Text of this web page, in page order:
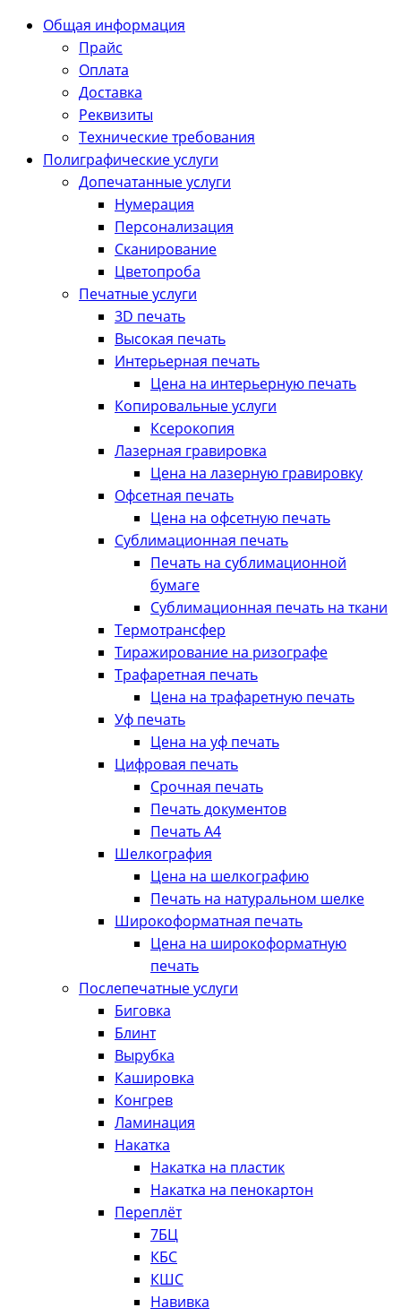
Общая информация
Прайс
Оплата
Доставка
Реквизиты
Технические требования
Полиграфические услуги
Допечатанные услуги
Нумерация
Персонализация
Сканирование
Цветопроба
Печатные услуги
3D печать
Высокая печать
Интерьерная печать
Цена на интерьерную печать
Копировальные услуги
Ксерокопия
Лазерная гравировка
Цена на лазерную гравировку
Офсетная печать
Цена на офсетную печать
Сублимационная печать
Печать на сублимационной
бумаге
Сублимационная печать на ткани
Термотрансфер
Тиражирование на ризографе
Трафаретная печать
Цена на трафаретную печать
Уф печать
Цена на уф печать
Цифровая печать
Срочная печать
Печать документов
Печать А4
Шелкография
Цена на шелкографию
Печать на натуральном шелке
Широкоформатная печать
Цена на широкоформатную
печать
Послепечатные услуги
Биговка
Блинт
Вырубка
Кашировка
Конгрев
Ламинация
Накатка
Накатка на пластик
Накатка на пенокартон
Переплёт
7БЦ
КБС
КШС
Навивка